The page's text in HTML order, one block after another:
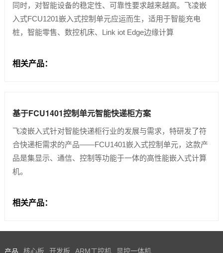
同时，对智能设备的稳定性、可靠性要求越来越高。飞凌嵌
入式FCU1201嵌入式控制单元应运而生，适用于智能充电
桩，智能零售、数控机床、Link iot Edge边缘计算
相关产品：
基于FCU1401控制单元智能快递柜方案
飞凌嵌入式针对智能快递柜行业的发展与需求，特研发了符
合快递柜需求的产品——FCU1401嵌入式控制单元，这款产
品是集显示、通信、控制等功能于一体的高性能嵌入式计算
机。
相关产品：
产品 核心板 开发板 ARM工控机 显控一体机